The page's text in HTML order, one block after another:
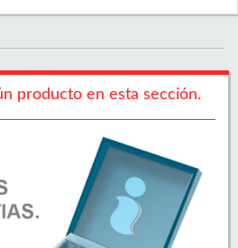
producto en esta sección.